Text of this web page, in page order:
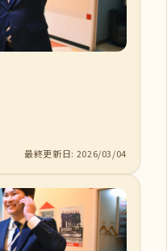
最終更新日: 2026/03/04